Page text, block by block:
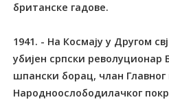
британске гадове.
1941. - На Космају у Другом
убијен српски револуционар
шпански борац, члан
Народноослободилачког